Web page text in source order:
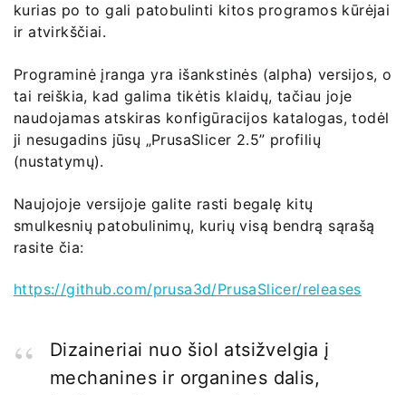
kurias po to gali patobulinti kitos programos kūrėjai
ir atvirkščiai.
Programinė įranga yra išankstinės (alpha) versijos, o
tai reiškia, kad galima tikėtis klaidų, tačiau joje
naudojamas atskiras konfigūracijos katalogas, todėl
ji nesugadins jūsų „PrusaSlicer 2.5” profilių
(nustatymų).
Naujojoje versijoje galite rasti begalę kitų
smulkesnių patobulinimų, kurių visą bendrą sąrašą
rasite čia:
https://github.com/prusa3d/PrusaSlicer/releases
Dizaineriai nuo šiol atsižvelgia į
mechanines ir organines dalis,